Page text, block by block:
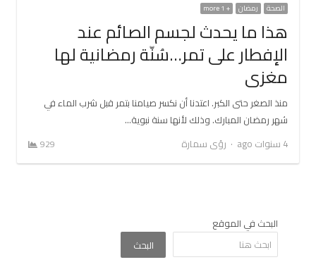
الصحة رمضان + 1 more
هذا ما يحدث لجسم الصائم عند
الإفطار على تمر…سُنّة رمضانية لها
مغزى
منذ الصغر حتى الكبر. اعتدنا أن نكسر صيامنا بتمر قبل شرب الماء في
شهر رمضان المبارك. وذلك لأنها سنة نبوية…
4 سنوات ago
Author
رؤى سمارة 929
البحث في الموقع
البحث